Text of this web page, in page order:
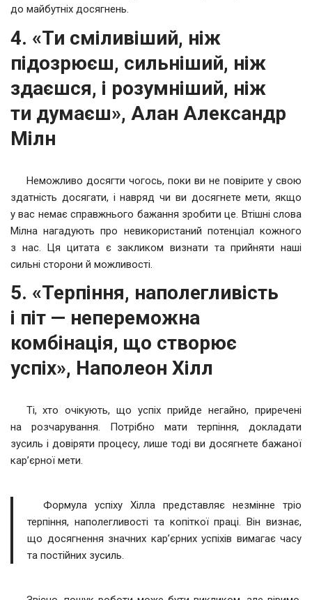
до майбутніх досягнень.
4. «Ти сміливіший, ніж
підозрюєш, сильніший, ніж
здаєшся, і розумніший, ніж
ти думаєш», Алан Александр
Мілн
Неможливо досягти чогось, поки ви не повірите у свою
здатність досягати, і навряд чи ви досягнете мети, якщо
у вас немає справжнього бажання зробити це. Втішні слова
Мілна нагадують про невикористаний потенціал кожного
з нас. Ця цитата є закликом визнати та прийняти наші
сильні сторони й можливості.
5. «Терпіння, наполегливість
і піт — непереможна
комбінація, що створює
успіх», Наполеон Хілл
Ті, хто очікують, що успіх прийде негайно, приречені
на розчарування. Потрібно мати терпіння, докладати
зусиль і довіряти процесу, лише тоді ви досягнете бажаної
кар’єрної мети.
Формула успіху Хілла представляє незмінне тріо
терпіння, наполегливості та копіткої праці. Він визнає,
що досягнення значних кар’єрних успіхів вимагає часу
та постійних зусиль.